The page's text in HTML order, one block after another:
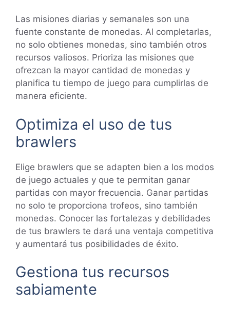
Las misiones diarias y semanales son una
fuente constante de monedas. Al completarlas,
no solo obtienes monedas, sino también otros
recursos valiosos. Prioriza las misiones que
ofrezcan la mayor cantidad de monedas y
planifica tu tiempo de juego para cumplirlas de
manera eficiente.
Optimiza el uso de tus
brawlers
Elige brawlers que se adapten bien a los modos
de juego actuales y que te permitan ganar
partidas con mayor frecuencia. Ganar partidas
no solo te proporciona trofeos, sino también
monedas. Conocer las fortalezas y debilidades
de tus brawlers te dará una ventaja competitiva
y aumentará tus posibilidades de éxito.
Gestiona tus recursos
sabiamente